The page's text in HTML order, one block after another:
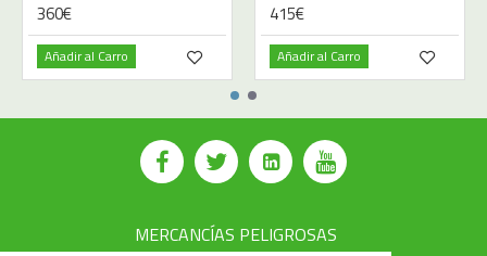
360€
Añadir al Carro
415€
Añadir al Carro
MERCANCÍAS PELIGROSAS